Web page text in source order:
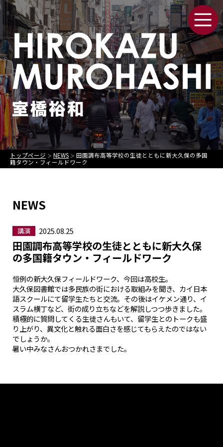
トップページ ＞ NEWS ＞ 田園調布高等学校の生徒とともに新大久保の多国
籍タウン・フィールドワーク
NEWS
講演 2025.08.25
田園調布高等学校の生徒とともに新大久保
の多国籍タウン・フィールドワーク
恒例の新大久保フィールドワーク、今回は高校生。
大久保図書館では多民族の街における取組みを聞き、カイ日本
語スクールにて留学生たちと交流。その後はイケメン通り、イ
スラム横丁など、街の成り立ちなどを解説しつつ歩きました。
積極的に質問してくる生徒さんもいて、留学生とのトークも盛
り上がり、異文化と触れる面白さを感じてもらえたのではない
でしょうか。
暑い中みなさんおつかれさまでした。